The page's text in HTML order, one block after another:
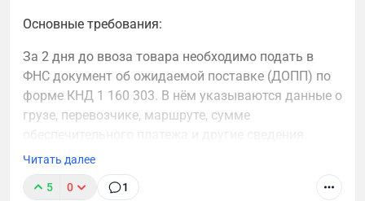
деятельности;
иметь отдельную страницу «О компании»;
создавать страницы под ключевые услуги;
Простой тест: если показать человеку несколько
Основные требования:
За 2 дня до ввоза товара необходимо подать в
ФНС документ об ожидаемой поставке (ДОПП) по
форме КНД 1 160 303. В нём указываются данные о
грузе, перевозчике, маршруте, сумме
До пересечения границы нужно внести
обеспечительный платёж, который соответствует
Читать далее
5 0 1